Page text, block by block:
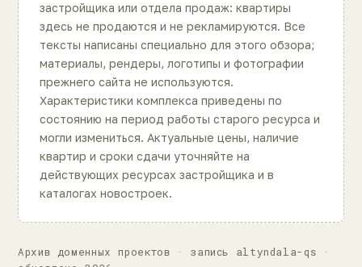
застройщика или отдела продаж: квартиры
здесь не продаются и не рекламируются. Все
тексты написаны специально для этого обзора;
материалы, рендеры, логотипы и фотографии
прежнего сайта не используются.
Характеристики комплекса приведены по
состоянию на период работы старого ресурса и
могли измениться. Актуальные цены, наличие
квартир и сроки сдачи уточняйте на
действующих ресурсах застройщика и в
каталогах новостроек.
Архив доменных проектов · запись altyndala-qs ·